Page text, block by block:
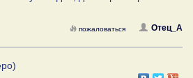
Отец_А
пожаловаться